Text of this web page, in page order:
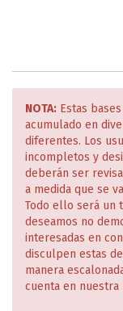
NOTA: Estas
acumulado en
diferentes. Los
incompletos y
deberán ser
a medida que se
Todo ello será un
deseamos no
interesadas en
disculpen estas
manera
cuenta en nuestra